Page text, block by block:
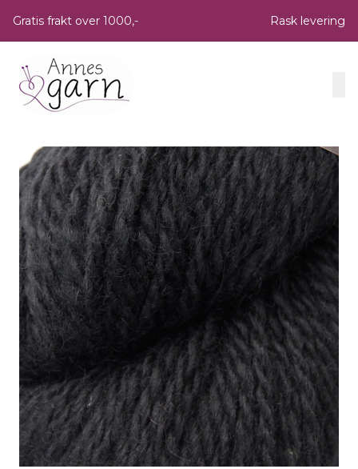
Gratis frakt over 1000,- Rask levering